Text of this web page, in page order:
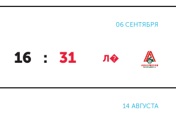
06 СЕНТЯБРЯ
16 : 31 Л�
14 АВГУСТА